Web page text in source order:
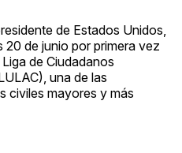
de Estados Unidos,
de junio por primera vez
de Ciudadanos
una de las
civiles mayores y más